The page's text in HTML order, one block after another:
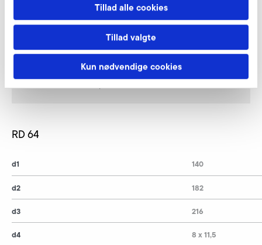
Tillad alle cookies
Tillad valgte
Kun nødvendige cookies
RD 64
d1
d2
d3
d4
140
182
216
8 x 11,5